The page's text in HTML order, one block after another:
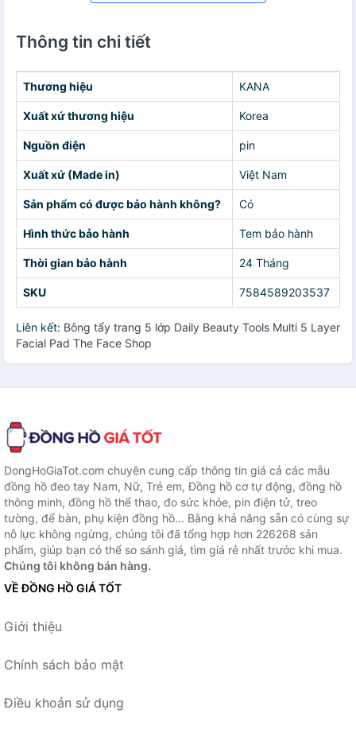
Thông tin chi tiết
Thương hiệu KANA
Xuất xứ thương hiệu Korea
Nguồn điện pin
Xuất xứ (Made in) Việt Nam
Sản phẩm có được bảo hành không? Có
Hình thức bảo hành Tem bảo hành
Thời gian bảo hành 24 Tháng
SKU 7584589203537
Liên kết: Bông tẩy trang 5 lớp Daily Beauty Tools Multi 5 Layer
Facial Pad The Face Shop
DongHoGiaTot.com chuyên cung cấp thông tin giá cả các mẫu
đồng hồ đeo tay Nam, Nữ, Trẻ em, Đồng hồ cơ tự động, đồng hồ
thông minh, đồng hồ thể thao, đo sức khỏe, pin điện tử, treo
tường, để bàn, phụ kiện đồng hồ... Bằng khả năng sẵn có cùng sự
nỗ lực không ngừng, chúng tôi đã tổng hợp hơn 226268 sản
phẩm, giúp bạn có thể so sánh giá, tìm giá rẻ nhất trước khi mua.
Chúng tôi không bán hàng.
VỀ ĐỒNG HỒ GIÁ TỐT
Giới thiệu
Chính sách bảo mật
Điều khoản sử dụng